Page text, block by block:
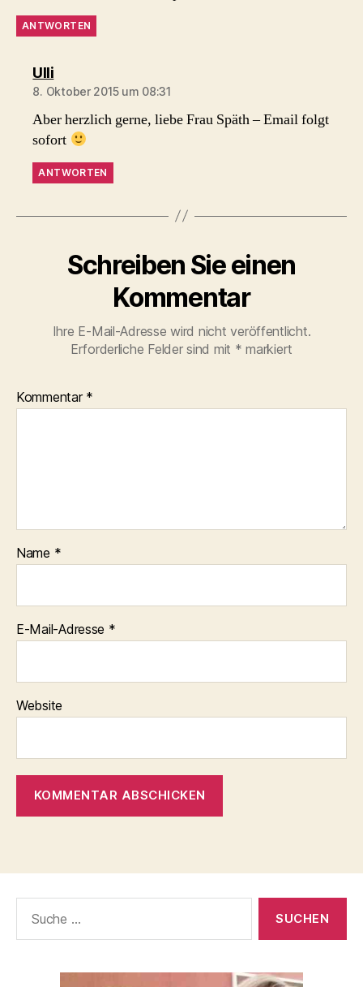
ANTWORTEN
Ullisagt:
8. Oktober 2015 um 08:31
Aber herzlich gerne, liebe Frau Späth – Email folgt
sofort
ANTWORTEN
Schreiben Sie einen
Kommentar
Ihre E-Mail-Adresse wird nicht veröffentlicht.
Erforderliche Felder sind mit * markiert
Kommentar *
Name *
E-Mail-Adresse *
Website
nach: